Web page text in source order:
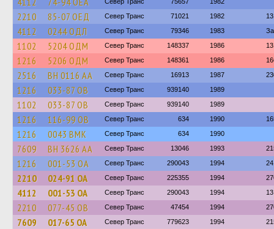
2210 85-07 ОЕД Север Транс 71021 1982
4112 0244 ОДЛ Север Транс 79346 1983
1102 5204 ОДМ Север Транс 148337 1986
1216 5206 ОДМ Север Транс 148361 1986
2516 BH 0116 AA Север Транс 16913 1987
1216 033-87 ОВ Север Транс 939140 1989
1102 033-87 ОВ Север Транс 939140 1989
1216 116-99 ОВ Север Транс 634 1990
1216 0043 ВМК Север Транс 634 1990
7609 BH 3626 AA Север Транс 13046 1993
1216 001-53 ОА Север Транс 290043 1994
2210 024-91 ОА Север Транс 225355 1994
4112 001-53 ОА Север Транс 290043 1994 13
2210 077-45 ОВ Север Транс 47454 1994
7609 017-65 ОА Север Транс 779623 1994